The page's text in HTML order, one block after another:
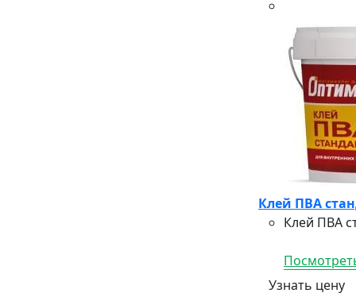
Клей ПВА
Клей ПВА
Узнать цену